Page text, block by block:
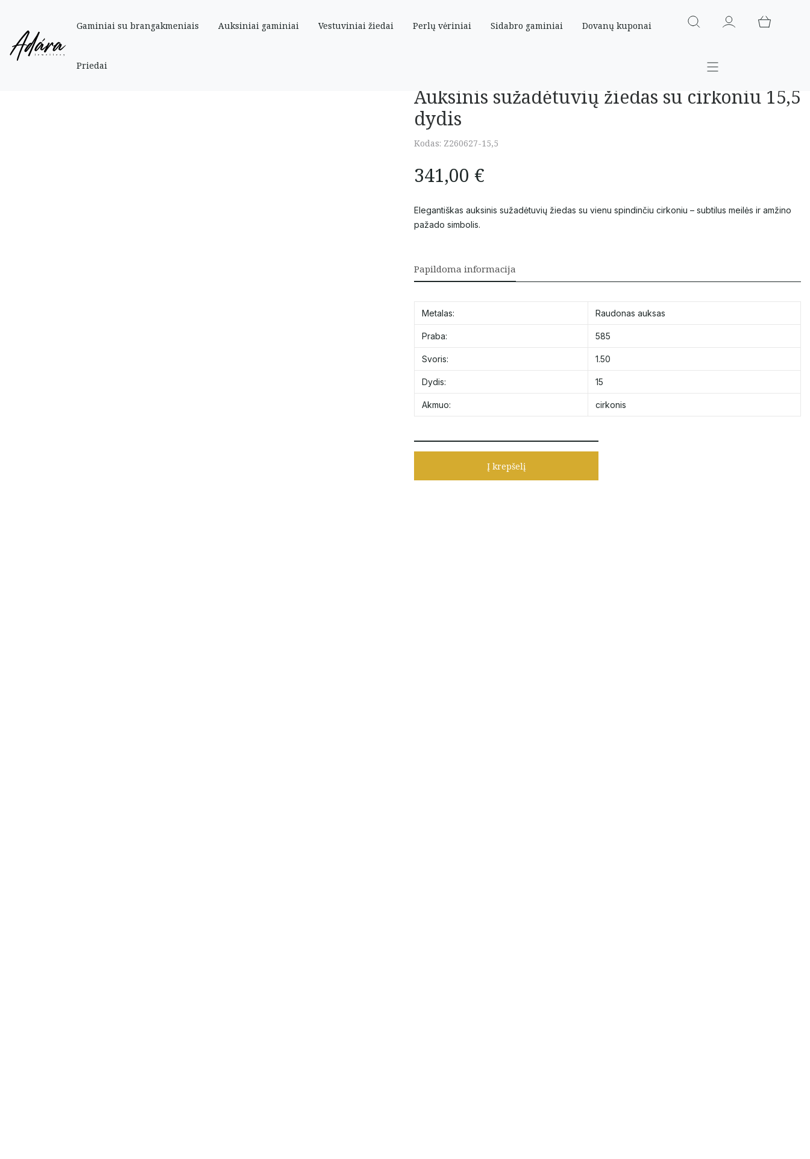
Gaminiai su brangakmeniais Auksiniai gaminiai Vestuviniai žiedai Perlų vėriniai Sidabro gaminiai Dovanų kuponai
Priedai
Pradinis Parduotuve » Auksiniai
Auksinis sužadėtuvių žiedas su cirkoniu 15,5
dydis
Kodas: Z260627-15,5
341,00 €
Elegantiškas auksinis sužadėtuvių žiedas su vienu spindinčiu cirkoniu – subtilus meilės ir amžino
pažado simbolis.
Papildoma informacija
Metalas: Raudonas auksas
Praba: 585
Svoris: 1.50
Dydis: 15
Akmuo: cirkonis
Į krepšelį